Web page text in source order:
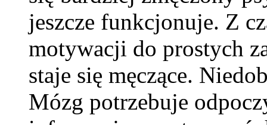
jeszcze funkcjonuje. Z
motywacji do prostych
staje się męczące.
Mózg potrzebuje